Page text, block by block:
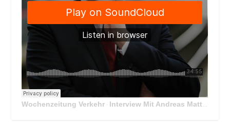
Wochenzeitung Verkehr · Interview Mit Andreas Matthä, CEO der ÖBB Holding